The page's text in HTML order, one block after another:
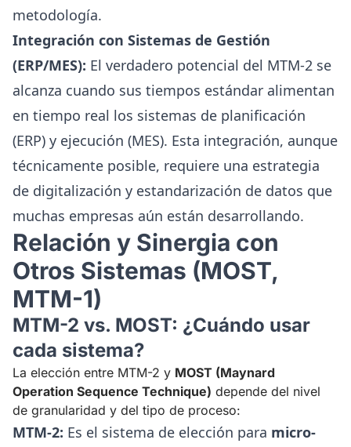
metodología.
Integración con Sistemas de Gestión
(ERP/MES): El verdadero potencial del MTM-2 se
alcanza cuando sus tiempos estándar alimentan
en tiempo real los sistemas de planificación
(ERP) y ejecución (MES). Esta integración, aunque
técnicamente posible, requiere una estrategia
de digitalización y estandarización de datos que
muchas empresas aún están desarrollando.
Relación y Sinergia con
Otros Sistemas (MOST,
MTM-1)
MTM-2 vs. MOST: ¿Cuándo usar
cada sistema?
La elección entre MTM-2 y MOST (Maynard
Operation Sequence Technique) depende del nivel
de granularidad y del tipo de proceso:
MTM-2: Es el sistema de elección para micro-